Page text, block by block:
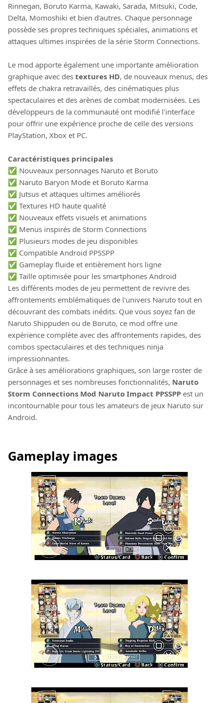
Rinnegan, Boruto Karma, Kawaki, Sarada, Mitsuki, Code,
Delta, Momoshiki et bien d'autres. Chaque personnage
possède ses propres techniques spéciales, animations et
attaques ultimes inspirées de la série Storm Connections.
Le mod apporte également une importante amélioration
graphique avec des textures HD, de nouveaux menus, des
effets de chakra retravaillés, des cinématiques plus
spectaculaires et des arènes de combat modernisées. Les
développeurs de la communauté ont modifié l'interface
pour offrir une expérience proche de celle des versions
PlayStation, Xbox et PC.
Caractéristiques principales
✅ Nouveaux personnages Naruto et Boruto
✅ Naruto Baryon Mode et Boruto Karma
✅ Jutsus et attaques ultimes améliorés
✅ Textures HD haute qualité
✅ Nouveaux effets visuels et animations
✅ Menus inspirés de Storm Connections
✅ Plusieurs modes de jeu disponibles
✅ Compatible Android PPSSPP
✅ Gameplay fluide et entièrement hors ligne
✅ Taille optimisée pour les smartphones Android
Les différents modes de jeu permettent de revivre des
affrontements emblématiques de l'univers Naruto tout en
découvrant des combats inédits. Que vous soyez fan de
Naruto Shippuden ou de Boruto, ce mod offre une
expérience complète avec des affrontements rapides, des
combos spectaculaires et des techniques ninja
impressionnantes.
Grâce à ses améliorations graphiques, son large roster de
personnages et ses nombreuses fonctionnalités, Naruto
Storm Connections Mod Naruto Impact PPSSPP est un
incontournable pour tous les amateurs de jeux Naruto sur
Android.
Gameplay images